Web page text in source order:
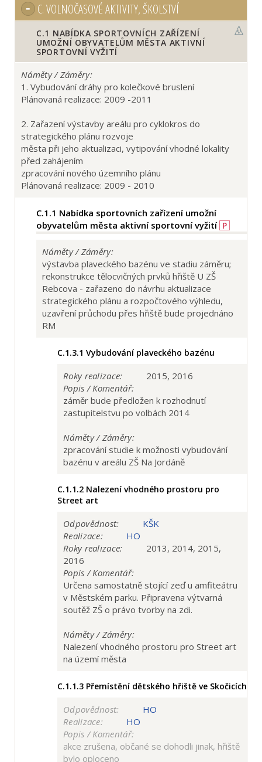
C.VOLNOČASOVÉ AKTIVITY, ŠKOLSTVÍ
C.1 NABÍDKA SPORTOVNÍCH ZAŘÍZENÍ
UMOŽNÍ OBYVATELŮM MĚSTA AKTIVNÍ
SPORTOVNÍ VYŽITÍ
Náměty / Záměry:
1. Vybudování dráhy pro kolečkové bruslení
Plánovaná realizace: 2009 -2011
2. Zařazení výstavby areálu pro cyklokros do
strategického plánu rozvoje
města při jeho aktualizaci, vytipování vhodné lokality
před zahájením
zpracování nového územního plánu
Plánovaná realizace: 2009 - 2010
C.1.1 Nabídka sportovních zařízení umožní
obyvatelům města aktivní sportovní vyžití P
Náměty / Záměry:
výstavba plaveckého bazénu ve stadiu záměru;
rekonstrukce tělocvičných prvků hřiště U ZŠ
Rebcova - zařazeno do návrhu aktualizace
strategického plánu a rozpočtového výhledu,
uzavření průchodu přes hřiště bude projednáno
RM
C.1.3.1 Vybudování plaveckého bazénu
Roky realizace:
2015, 2016
Popis / Komentář:
záměr bude předložen k rozhodnutí
zastupitelstvu po volbách 2014
Náměty / Záměry:
zpracování studie k možnosti vybudování
bazénu v areálu ZŠ Na Jordáně
C.1.1.2 Nalezení vhodného prostoru pro
Street art
Odpovědnost:
KŠK
Realizace:
HO
Roky realizace:
2013, 2014, 2015,
2016
Popis / Komentář:
Určena samostatně stojící zeď u amfiteátru
v Městském parku. Připravena výtvarná
soutěž ZŠ o právo tvorby na zdi.
Náměty / Záměry:
Nalezení vhodného prostoru pro Street art
na území města
C.1.1.3 Přemístění dětského hřiště ve Skočicích
Odpovědnost:
HO
Realizace:
HO
Popis / Komentář:
akce zrušena, občané se dohodli jinak, hřiště
bylo oploceno